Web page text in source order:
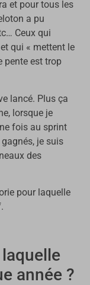
et pour tous les
a pu
Ceux qui
qui « mettent le
pente est trop
lancé. Plus ça
lorsque je
fois au sprint
je suis
des
pour laquelle
année ?